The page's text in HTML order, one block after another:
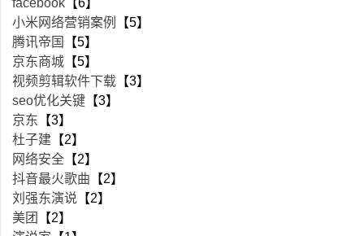
facebook 【6】
小米网络营销案例
【5】
腾讯帝国
【5】
京东商城 【5】
视频剪辑软件下载 【3】
seo优化关键 【3】
京东 【3】
杜子建 【2】
网络安全 【2】
抖音最火歌曲 【2】
刘强东演说 【2】
美团
【2】